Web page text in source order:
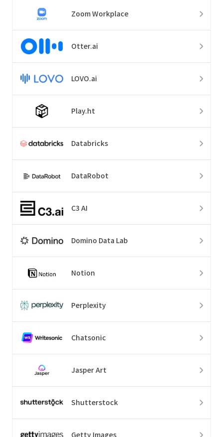
Zoom Workplace
Otter.ai
LOVO.ai
Play.ht
Databricks
DataRobot
C3 AI
Domino Data Lab
Notion
Perplexity
Chatsonic
Jasper Art
Shutterstock
Getty Images